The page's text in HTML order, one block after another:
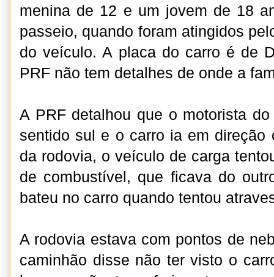
menina de 12 e um jovem de 18
passeio, quando foram atingidos
do veículo. A placa do carro é de
PRF não tem detalhes de onde a
A PRF detalhou que o motorista
sentido sul e o carro ia em direção
da rodovia, o veículo de carga
de combustível, que ficava do
bateu no carro quando tentou
A rodovia estava com pontos de
caminhão disse não ter visto o